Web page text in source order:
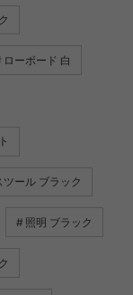
ローボード 白
ツール ブラック
照明 ブラック